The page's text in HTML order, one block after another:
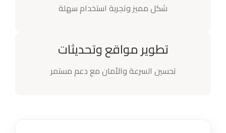
شكل مميز وتجربة استخدام سهلة
تطوير مواقع وتحديثات
تحسين السرعة والأمان مع دعم مستمر